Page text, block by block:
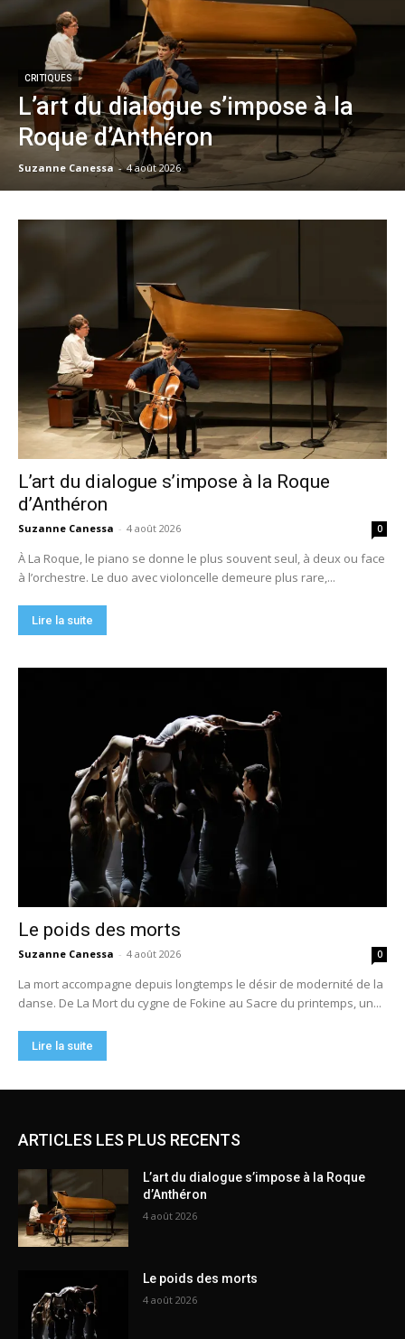
ARTICLES LES PLUS RECENTS
L’art du dialogue s’impose à la Roque
d’Anthéron
4 août 2026
Le poids des morts
4 août 2026